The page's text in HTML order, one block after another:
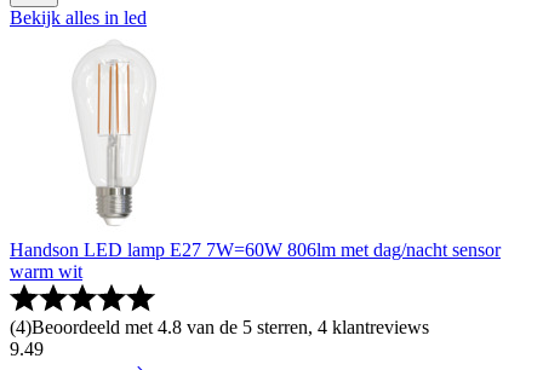
Bekijk alles in led
Handson LED lamp E27 7W=60W 806lm met dag/nacht sensor
warm wit
(4)Beoordeeld met 4.8 van de 5 sterren, 4 klantreviews
9.49